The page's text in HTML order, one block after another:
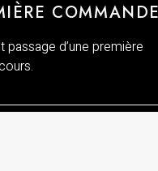
COMMANDE
d’une première